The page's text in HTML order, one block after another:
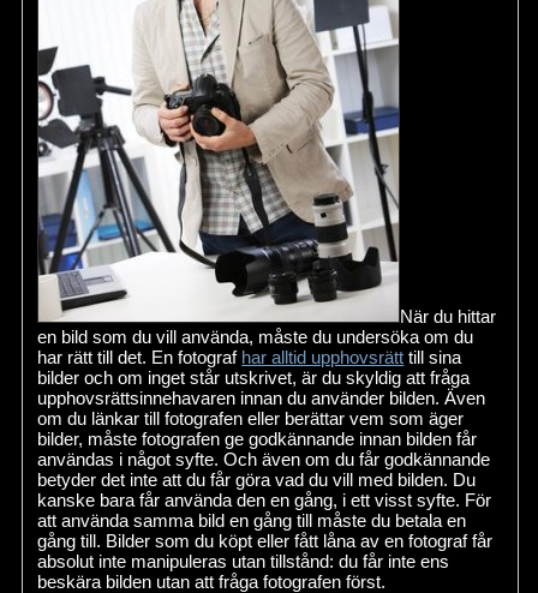
När du hittar
en bild som du vill använda, måste du undersöka om du
har rätt till det. En fotograf har alltid upphovsrätt till sina
bilder och om inget står utskrivet, är du skyldig att fråga
upphovsrättsinnehavaren innan du använder bilden. Även
om du länkar till fotografen eller berättar vem som äger
bilder, måste fotografen ge godkännande innan bilden får
användas i något syfte. Och även om du får godkännande
betyder det inte att du får göra vad du vill med bilden. Du
kanske bara får använda den en gång, i ett visst syfte. För
att använda samma bild en gång till måste du betala en
gång till. Bilder som du köpt eller fått låna av en fotograf får
absolut inte manipuleras utan tillstånd: du får inte ens
beskära bilden utan att fråga fotografen först.